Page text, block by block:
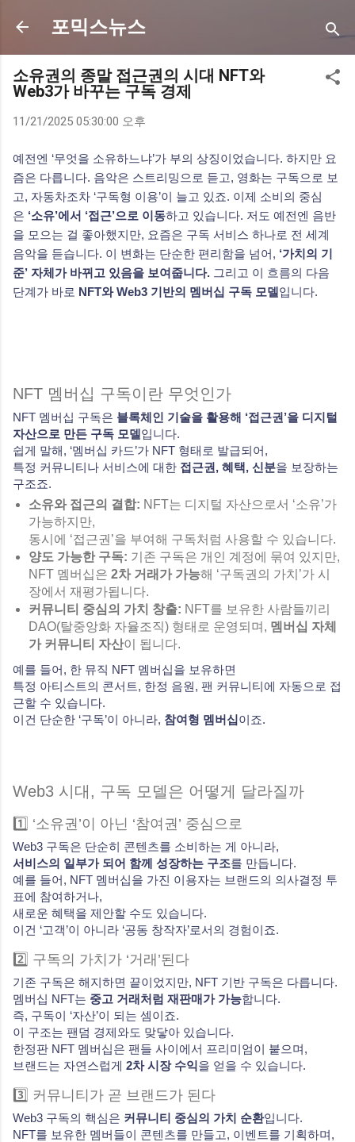
기본 콘텐츠로 건너뛰기
포믹스뉴스
소유권의 종말 접근권의 시대 NFT와
Web3가 바꾸는 구독 경제
11/21/2025 05:30:00 오후
예전엔 ‘무엇을 소유하느냐’가 부의 상징이었습니다. 하지만 요
즘은 다릅니다. 음악은 스트리밍으로 듣고, 영화는 구독으로 보
고, 자동차조차 ‘구독형 이용’이 늘고 있죠. 이제 소비의 중심
은 ‘소유’에서 ‘접근’으로 이동하고 있습니다. 저도 예전엔 음반
을 모으는 걸 좋아했지만, 요즘은 구독 서비스 하나로 전 세계
음악을 듣습니다. 이 변화는 단순한 편리함을 넘어, ‘가치의 기
준’ 자체가 바뀌고 있음을 보여줍니다. 그리고 이 흐름의 다음
단계가 바로 NFT와 Web3 기반의 멤버십 구독 모델입니다.
NFT 멤버십 구독이란 무엇인가
NFT 멤버십 구독은 블록체인 기술을 활용해 ‘접근권’을 디지털
자산으로 만든 구독 모델입니다.
쉽게 말해, ‘멤버십 카드’가 NFT 형태로 발급되어,
특정 커뮤니티나 서비스에 대한 접근권, 혜택, 신분을 보장하는
구조죠.
소유와 접근의 결합: NFT는 디지털 자산으로서 ‘소유’가
가능하지만,
동시에 ‘접근권’을 부여해 구독처럼 사용할 수 있습니다.
양도 가능한 구독: 기존 구독은 개인 계정에 묶여 있지만,
NFT 멤버십은 2차 거래가 가능해 ‘구독권의 가치’가 시
장에서 재평가됩니다.
커뮤니티 중심의 가치 창출: NFT를 보유한 사람들끼리
DAO(탈중앙화 자율조직) 형태로 운영되며, 멤버십 자체
가 커뮤니티 자산이 됩니다.
예를 들어, 한 뮤직 NFT 멤버십을 보유하면
특정 아티스트의 콘서트, 한정 음원, 팬 커뮤니티에 자동으로 접
근할 수 있습니다.
이건 단순한 ‘구독’이 아니라, 참여형 멤버십이죠.
Web3 시대, 구독 모델은 어떻게 달라질까
1️⃣ ‘소유권’이 아닌 ‘참여권’ 중심으로
Web3 구독은 단순히 콘텐츠를 소비하는 게 아니라,
서비스의 일부가 되어 함께 성장하는 구조를 만듭니다.
예를 들어, NFT 멤버십을 가진 이용자는 브랜드의 의사결정 투
표에 참여하거나,
새로운 혜택을 제안할 수도 있습니다.
이건 ‘고객’이 아니라 ‘공동 창작자’로서의 경험이죠.
2️⃣ 구독의 가치가 ‘거래’된다
기존 구독은 해지하면 끝이었지만, NFT 기반 구독은 다릅니다.
멤버십 NFT는 중고 거래처럼 재판매가 가능합니다.
즉, 구독이 ‘자산’이 되는 셈이죠.
이 구조는 팬덤 경제와도 맞닿아 있습니다.
한정판 NFT 멤버십은 팬들 사이에서 프리미엄이 붙으며,
브랜드는 자연스럽게 2차 시장 수익을 얻을 수 있습니다.
3️⃣ 커뮤니티가 곧 브랜드가 된다
Web3 구독의 핵심은 커뮤니티 중심의 가치 순환입니다.
NFT를 보유한 멤버들이 콘텐츠를 만들고, 이벤트를 기획하며,